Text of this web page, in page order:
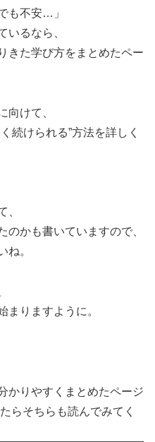
も不安…」
いるなら、
きた学び方をまとめたペー
向けて、
続けられる”方法を詳しく
、
のかも書いていますので、
ね。
まりますように。
かりやすくまとめたページ
らそちらも読んでみてく